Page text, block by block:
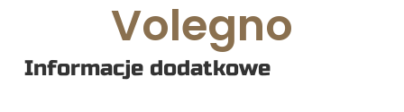
Volegno
Informacje dodatkowe